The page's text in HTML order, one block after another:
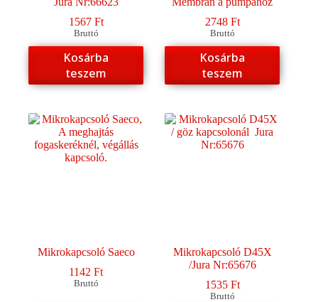
1567 Ft
Bruttó
Kosárba
teszem
2748 Ft
Bruttó
Kosárba
teszem
Mikrokapcsoló Saeco
1142Ft
Bruttó
Mikrokapcsoló D45X
/Jura Nr:65676
1535 Ft
Bruttó